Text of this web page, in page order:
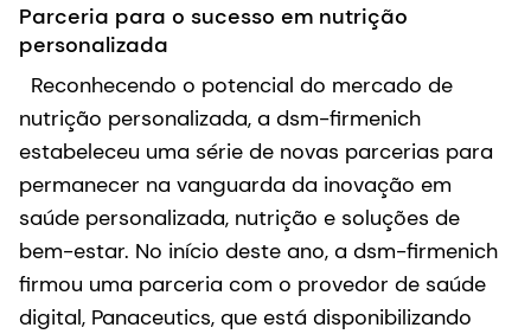
Parceria para o sucesso em nutrição
personalizada
Reconhecendo o potencial do mercado de
nutrição personalizada, a dsm-firmenich
estabeleceu uma série de novas parcerias para
permanecer na vanguarda da inovação em
saúde personalizada, nutrição e soluções de
bem-estar. No início deste ano, a dsm-firmenich
firmou uma parceria com o provedor de saúde
digital, Panaceutics, que está disponibilizando